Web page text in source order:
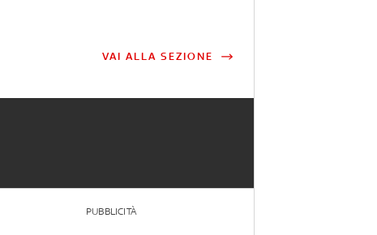
VAI ALLA SEZIONE
PUBBLICITÀ